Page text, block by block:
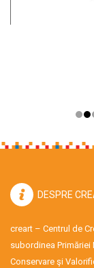
DESPRE
creart – Centrul de
subordinea
Conservare şi